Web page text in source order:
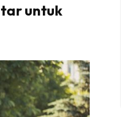
untuk